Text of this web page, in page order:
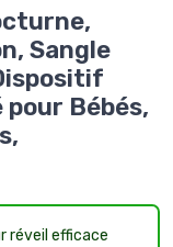
Sangle
Bébés,
réveil efficace